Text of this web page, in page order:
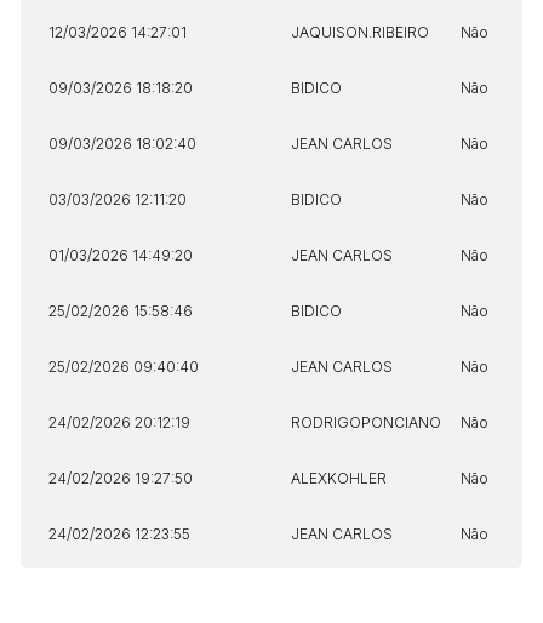
12/03/2026 14:27:01 JAQUISON.RIBEIRO Não
09/03/2026 18:18:20 BIDICO Não
09/03/2026 18:02:40 JEAN CARLOS Não
03/03/2026 12:11:20 BIDICO Não
01/03/2026 14:49:20 JEAN CARLOS Não
25/02/2026 15:58:46 BIDICO Não
25/02/2026 09:40:40 JEAN CARLOS Não
24/02/2026 20:12:19 RODRIGOPONCIANO Não
24/02/2026 19:27:50 ALEXKOHLER Não
24/02/2026 12:23:55 JEAN CARLOS Não